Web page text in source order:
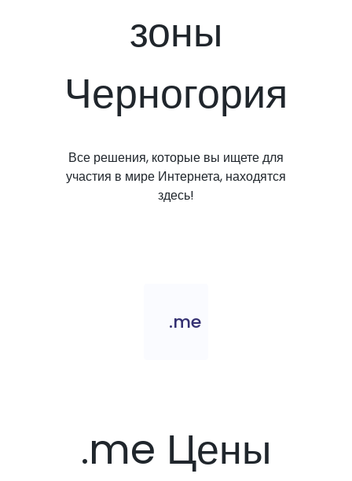
зоны
Черногория
Все решения, которые вы ищете для
участия в мире Интернета, находятся
здесь!
.me
.me Цены